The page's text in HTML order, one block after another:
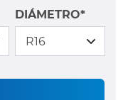
DIÁMETRO*